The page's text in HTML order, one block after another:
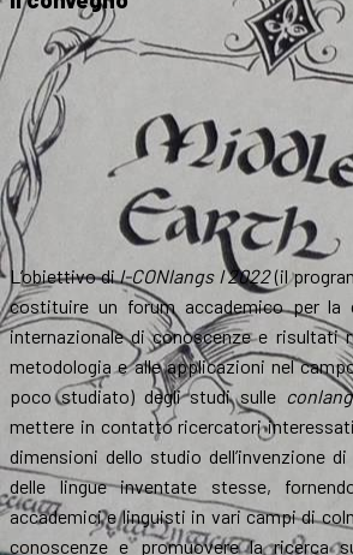
L’obiettivo diI-CONlangs I 2022(il
costituire un forum accademico per la
internazionale di conoscenze e risultati
metodologia e alle applicazioni nel
poco studiato) degli studi sulle conlang
mettere in contatto ricercatori
dimensioni dello studio dell’invenzione di
delle lingue inventate stesse,
accademici e linguisti in vari campi di
conoscenze e promuovere la ricerca